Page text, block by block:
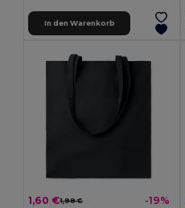
In den Warenkorb
1,60 €1,98 € -19%